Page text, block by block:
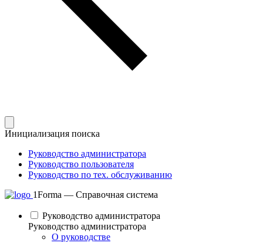
Инициализация поиска
Руководство администратора
Руководство пользователя
Руководство по тех. обслуживанию
1Forma — Справочная система
Руководство администратора
Руководство администратора
О руководстве